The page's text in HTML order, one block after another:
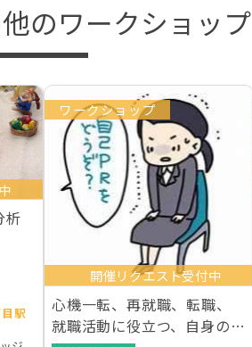
のワークショップ
析
駅
ワークショップ
開催リクエスト受付中
心機一転、再就職、転職、
就職活動に役立つ、自身の特